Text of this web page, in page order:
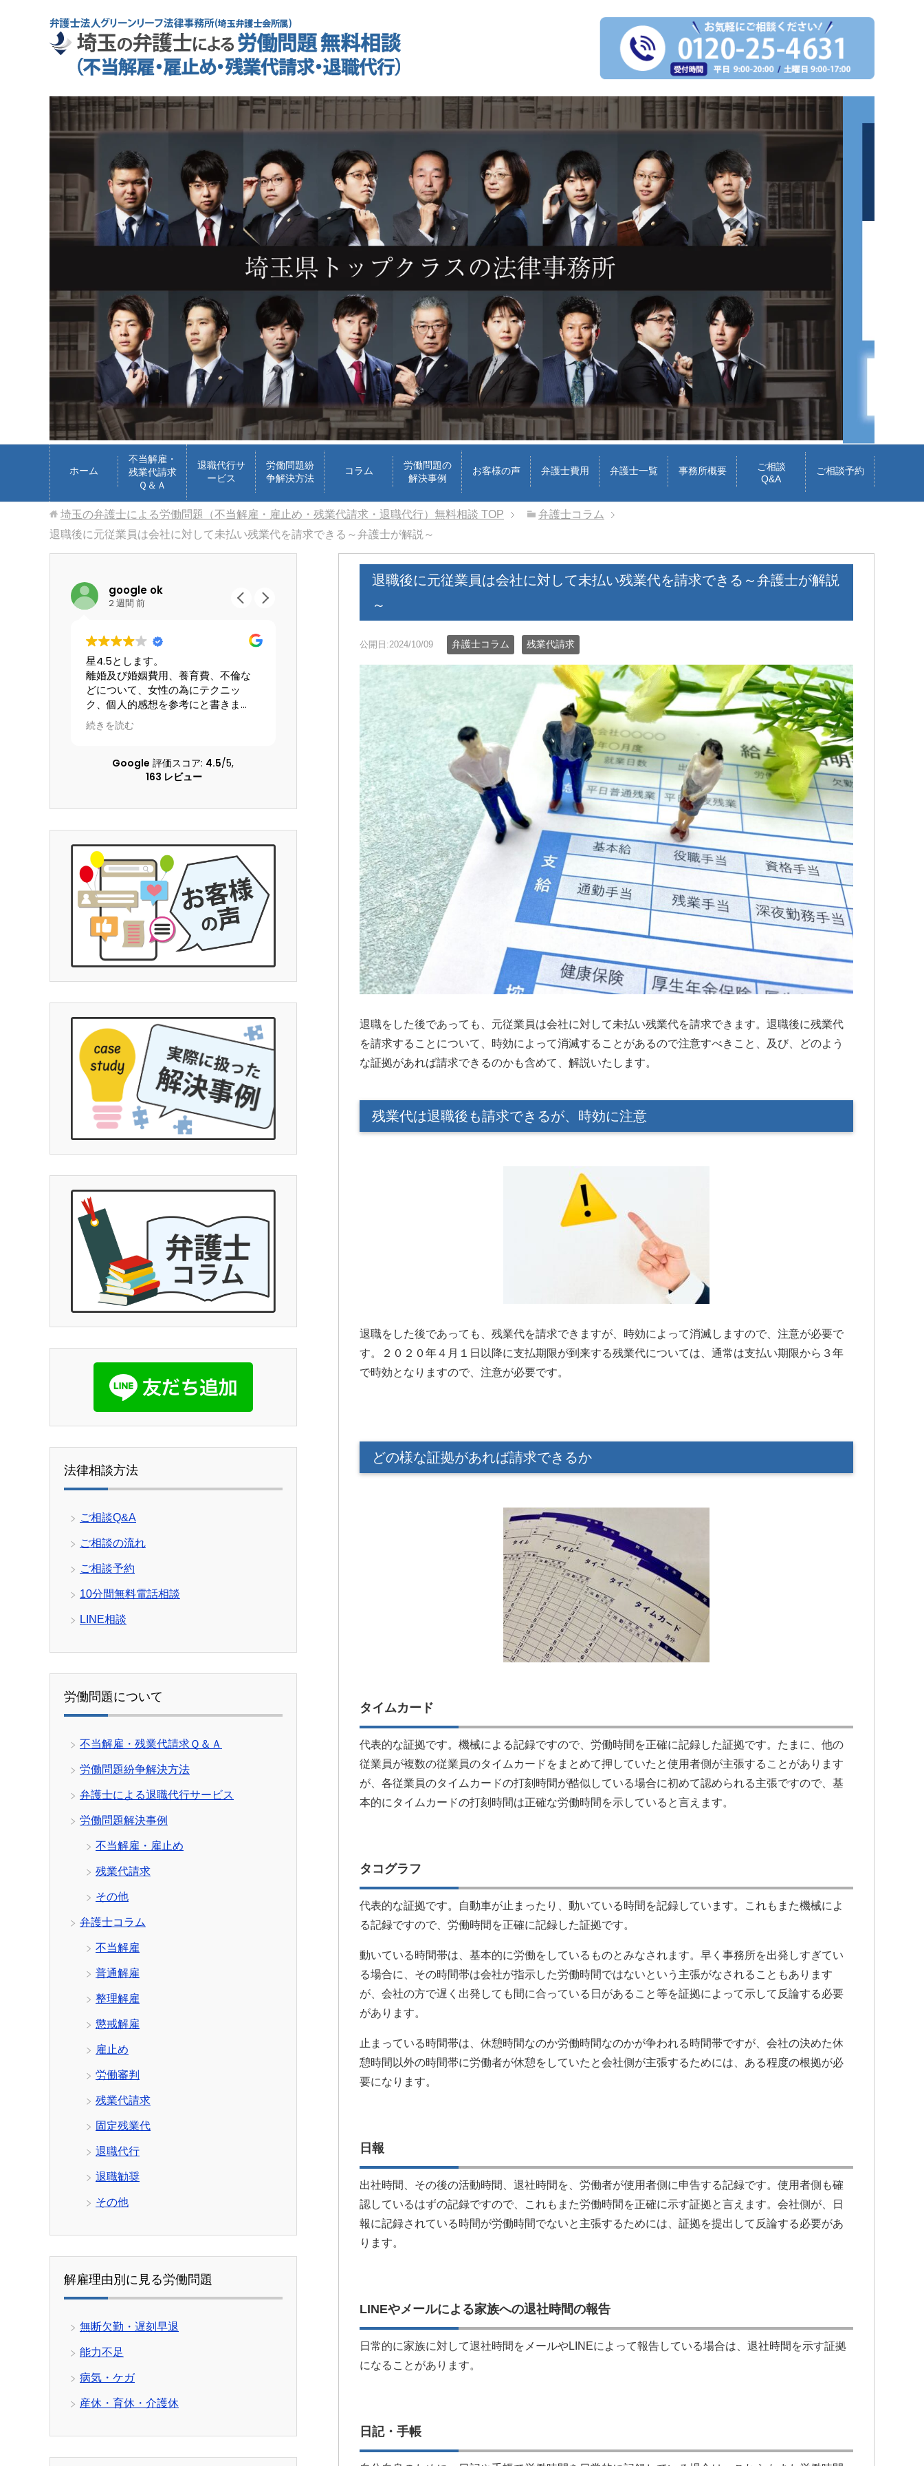
ホーム
不当解雇・
残業代請求
Ｑ＆Ａ
退職代行サ
ービス
労働問題紛
争解決方法
コラム
労働問題の
解決事例
お客様の声 弁護士費用 弁護士一覧 事務所概要
ご相談
Q&A
ご相談予約
埼玉の弁護士による労働問題（不当解雇・雇止め・残業代請求・退職代行）無料相談 TOP
弁護士コラム
退職後に元従業員は会社に対して未払い残業代を請求できる～弁護士が解説～
退職後に元従業員は会社に対して未払い残業代を請求できる～弁護士が解説
～
公開日:2024/10/09 弁護士コラム 残業代請求
退職をした後であっても、元従業員は会社に対して未払い残業代を請求できます。退職後に残業代
を請求することについて、時効によって消滅することがあるので注意すべきこと、及び、どのよう
な証拠があれば請求できるのかも含めて、解説いたします。
残業代は退職後も請求できるが、時効に注意
退職をした後であっても、残業代を請求できますが、時効によって消滅しますので、注意が必要で
す。２０２０年４月１日以降に支払期限が到来する残業代については、通常は支払い期限から３年
で時効となりますので、注意が必要です。
どの様な証拠があれば請求できるか
タイムカード
代表的な証拠です。機械による記録ですので、労働時間を正確に記録した証拠です。たまに、他の
従業員が複数の従業員のタイムカードをまとめて押していたと使用者側が主張することがあります
が、各従業員のタイムカードの打刻時間が酷似している場合に初めて認められる主張ですので、基
本的にタイムカードの打刻時間は正確な労働時間を示していると言えます。
タコグラフ
代表的な証拠です。自動車が止まったり、動いている時間を記録しています。これもまた機械によ
る記録ですので、労働時間を正確に記録した証拠です。
動いている時間帯は、基本的に労働をしているものとみなされます。早く事務所を出発しすぎてい
る場合に、その時間帯は会社が指示した労働時間ではないという主張がなされることもあります
が、会社の方で遅く出発しても間に合っている日があること等を証拠によって示して反論する必要
があります。
止まっている時間帯は、休憩時間なのか労働時間なのかが争われる時間帯ですが、会社の決めた休
憩時間以外の時間帯に労働者が休憩をしていたと会社側が主張するためには、ある程度の根拠が必
要になります。
日報
出社時間、その後の活動時間、退社時間を、労働者が使用者側に申告する記録です。使用者側も確
認しているはずの記録ですので、これもまた労働時間を正確に示す証拠と言えます。会社側が、日
報に記録されている時間が労働時間でないと主張するためには、証拠を提出して反論する必要があ
ります。
LINEやメールによる家族への退社時間の報告
日常的に家族に対して退社時間をメールやLINEによって報告している場合は、退社時間を示す証拠
になることがあります。
日記・手帳
google ok
2 週間 前
星4.5とします。
離婚及び婚姻費用、養育費、不倫な
どについて、女性の為にテクニッ
ク、個人的感想を参考にと書きま
す。大宮駅前から少し歩いた大きな
ビルの13階にあります。事務な受付担
してもらった弁護士さんは、平栗弁
護士です。LINEのレスポンスは良いで
の返信の言葉が冷たいです。しか
別人になります。あまり機嫌悪そう
なら、ヤオコーの安いかりん糖か、
栄養ドリンク1本あげれば優しくなり
ます！！そして、夫の不倫、不定行
為については、証拠のハードルが高
いのできちんと用意もしくは、
YouTubeで｢ダンベルHERO｣を見る
とわかりやすいです。感情論は有効
ではなく完全なる証拠一択と、弁護
士の力量によると思います。ですの
で文章で端的に経緯をまとめ持参し
トGPやGemini使って文字起こしを私
は勧めます。埼玉県民であれば、ア
デ○ーレさんより完全にいいです。支
払った金額に対して今回の結果は私
にとって完全なるWinです。ただ、証
拠、何を争いたいかを明確にし、自
分でも勉強する必要はあります。弁
護士に丸投げはできないです。26年
４月からの法改正で本当に良かった
です。子供の為にハードルが高いと
断念せず、精神、不貞、金銭、仕事
す。人生は一度きりです。丁か半か
の勝負にでてもいいと思います。あ
とは平栗弁護士に丸投げでよいです
(笑)
他の弁護士事務所もいくつか当たり
ましたが、コネがない方は探すテク
ニックが必要なので、事務所のアン
ケートではなくここに書かせて頂き
ました。皆様の参考になれば幸いで
す。よければGood ボタンを押して
致します。
続きを読む
交通事故の件で遠藤さんにお世話に
なりました。丁寧かつ迅速に対応し
ていただき、安心してお任せできま
した。LINEで気軽に連絡が取れるのも
便利でした。ありがとうございまし
cheeboo
この度は、夫の労災で会社側との示
談交渉で申先生、遠藤先生に大変お
世話になりました。
夫は高所から転落したため脳の損傷
が激しく、理解力が低下している事
から、会社側は
成年後見人を立てる様要求してきま
したが、私はこの制度がどうも納得
出来ずご相談しました。
お二人の先生はわざわざ自宅に出向
いて下さり、夫の状態を確認し「成
年後見人を立てる必要はない」と判
断して下さり、渋る会社側とも粘り
強く交渉して下さり、損害賠償金も
会社側の提示よりも大幅に上乗せし
ていただきました。
申先生、遠藤先生には本当に感謝し
ております。
労災でお困りの方にはぜひ
グリーンリーフ法律事務所をお勧め
します。
続きを読む
Iトシ
追突事故を起こされたのですが…保険
で弁護士特約に入っているのにもか
かわらず自分で対応していました…痛
みが消えていないのに通院を相手保
険会社に切られてしまった為…自分の
入っている保険会社に相談した所こ
ちらのグリーンリーフ法律事務所を
紹介して頂いて、申先生に話を聞い
て貰いました。
弁護士の先生に相談するって何と言
うか敷居が高いと言うか…ためらいみ
たいな気持ちが有りましたが…何で最
初からお願いしなかったのかと後悔
する程普通に相談にのって頂けまし
た。
こちらの申先生のお陰で慰謝料も個
人対応では出ないであろう金額を出
して貰え、病院にも心配せず通院出
来る様になり今はまだ療養中ですが
大分良くなってきています。
交通事故で弁護士特約に入っている
のであれば迷わず初めから弁護士の
先生にお願いした方が良いですよ。
何もないのが1番ですが…何かあったら
ます。
Google 評価スコア: 4.5/5,
163 レビュー
法律相談方法
ご相談Q&A
ご相談の流れ
ご相談予約
10分間無料電話相談
LINE相談
労働問題について
不当解雇・残業代請求Ｑ＆Ａ
労働問題紛争解決方法
弁護士による退職代行サービス
労働問題解決事例
不当解雇・雇止め
残業代請求
その他
弁護士コラム
不当解雇
普通解雇
整理解雇
懲戒解雇
雇止め
労働審判
残業代請求
固定残業代
退職代行
退職勧奨
その他
解雇理由別に見る労働問題
無断欠勤・遅刻早退
能力不足
病気・ケガ
産休・育休・介護休